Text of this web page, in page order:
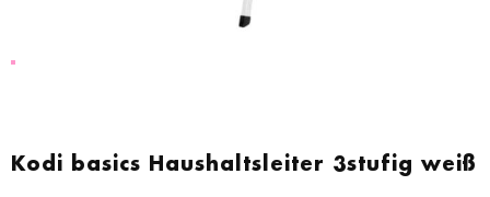
Kodi basics Haushaltsleiter 3stufig weiß
Anfang